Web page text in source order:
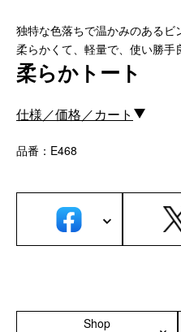
ショル
斜めがけシ
サブバッグ／
カメ
独特な色落ちで温かみのあるビ
柔らかくて、軽量で、使い勝手
柔らかトート
仕様／価格／カート
品番：E468
Shop